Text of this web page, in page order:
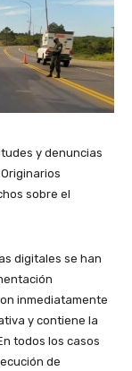
y denuncias
sobre el
digitales se han
inmediatamente
y contiene la
todos los casos
de